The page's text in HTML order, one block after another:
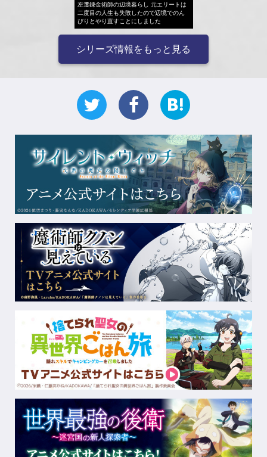
左遷錬金術師の辺境暮らし 元エリートは
二度目の人生も失敗したので辺境でのん
びりとやり直すことにしました
シリーズ情報をもっと見る